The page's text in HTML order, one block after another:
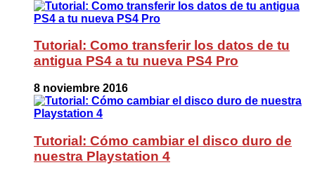
Tutorial: Como transferir los datos de tu
antigua PS4 a tu nueva PS4 Pro
8 noviembre 2016
Tutorial: Cómo cambiar el disco duro de
nuestra Playstation 4